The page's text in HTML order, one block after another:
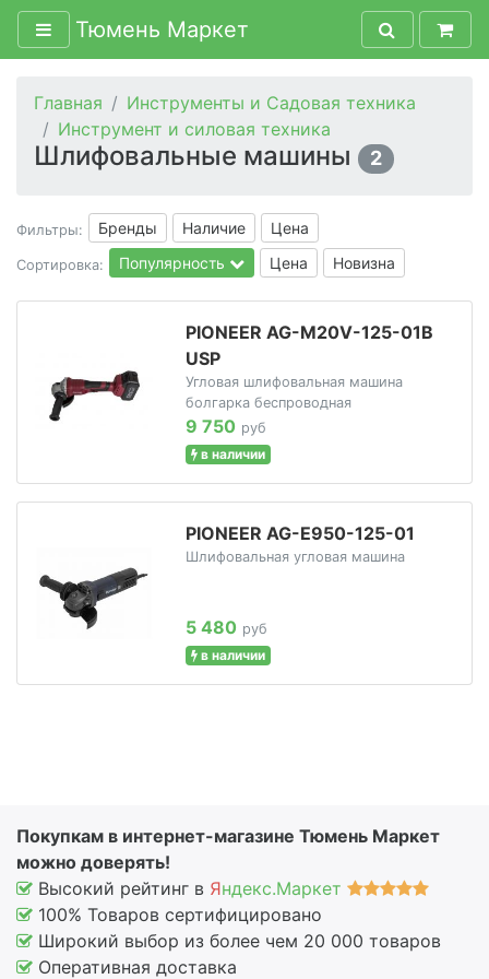
Тюмень Маркет
Главная
Инструменты и Садовая техника
Инструмент и силовая техника
Шлифовальные машины 2
Фильтры: Бренды Наличие Цена
Сортировка: Популярность Цена Новизна
PIONEER AG-M20V-125-01B
USP
Угловая шлифовальная машина
болгарка беспроводная
9 750 руб
в наличии
PIONEER AG-E950-125-01
Шлифовальная угловая машина
5 480 руб
в наличии
Покупкам в интернет-магазине Тюмень Маркет
можно доверять!
Высокий рейтинг в Яндекс.Маркет
100% Товаров сертифицировано
Широкий выбор из более чем 20 000 товаров
Оперативная доставка